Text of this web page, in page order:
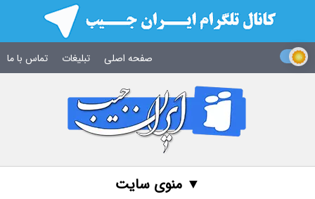
صفحه اصلی تبلیغات تماس با ما
▼ منوی سایت